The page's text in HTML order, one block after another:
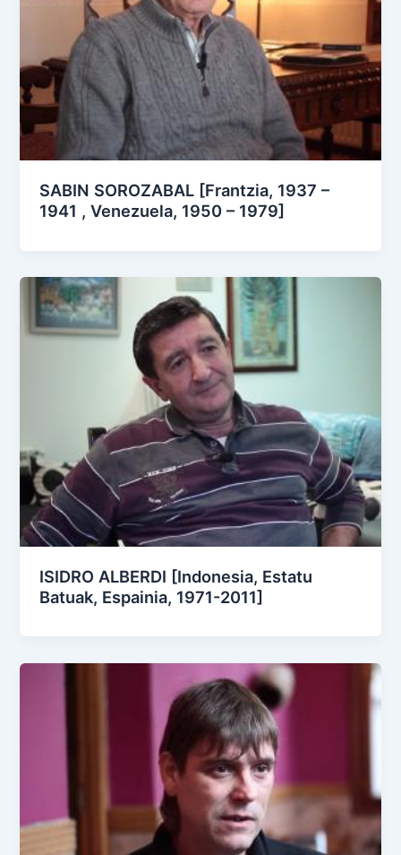
SABIN SOROZABAL [Frantzia, 1937 –
1941 , Venezuela, 1950 – 1979]
ISIDRO ALBERDI [Indonesia, Estatu
Batuak, Espainia, 1971-2011]